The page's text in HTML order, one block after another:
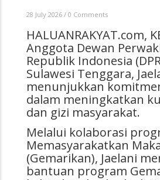
28 July 2026 / 0 Comments
HALUANRAKYAT.com,
Anggota Dewan
Republik Indonesia
Sulawesi Tenggara,
menunjukkan
dalam meningkatkan
dan gizi masyarakat.
Melalui kolaborasi
Memasyarakatkan
(Gemarikan), Jaelani
bantuan program